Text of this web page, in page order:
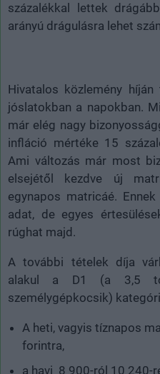
százalékkal lettek
arányú drágulásra lehet
Hivatalos közlemény
jóslatokban a napokban.
már elég nagy
infláció mértéke 15
Ami változás már most
elsejétől kezdve új
egynapos matricáé.
adat, de egyes
rúghat majd.
A további tételek díja
alakul a D1 (a 3,5
személygépkocsik)
A heti, vagyis tíznapos
forintra,
a havi 8 900-ról 10 240-